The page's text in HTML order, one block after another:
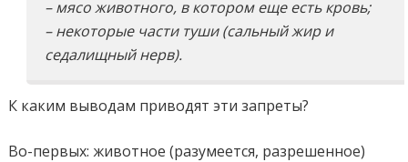
– мясо животного, в котором еще есть кровь;
– некоторые части туши (сальный жир и
седалищный нерв).
К каким выводам приводят эти запреты?
Во-первых: животное (разумеется, разрешенное)